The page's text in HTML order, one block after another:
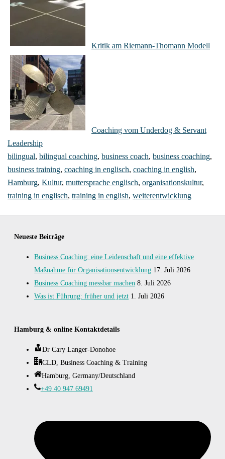
Kritik am Riemann-Thomann Modell
Coaching vom Underdog & Servant
Leadership
bilingual, bilingual coaching, business coach, business coaching,
business training, coaching in englisch, coaching in english,
Hamburg, Kultur, muttersprache englisch, organisationskultur,
training in englisch, training in english, weiterentwicklung
Neueste Beiträge
Business Coaching: eine Leidenschaft und eine effektive
Maßnahme für Organisationsentwicklung 17. Juli 2026
Business Coaching messbar machen 8. Juli 2026
Was ist Führung: früher und jetzt 1. Juli 2026
Hamburg & online Kontaktdetails
Dr Cary Langer-Donohoe
CLD, Business Coaching & Training
Hamburg, Germany/Deutschland
+49 40 947 69491